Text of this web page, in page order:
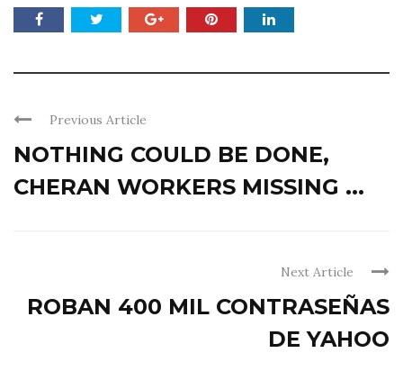
Previous Article
NOTHING COULD BE DONE,
CHERAN WORKERS MISSING ...
Next Article
ROBAN 400 MIL CONTRASEÑAS
DE YAHOO